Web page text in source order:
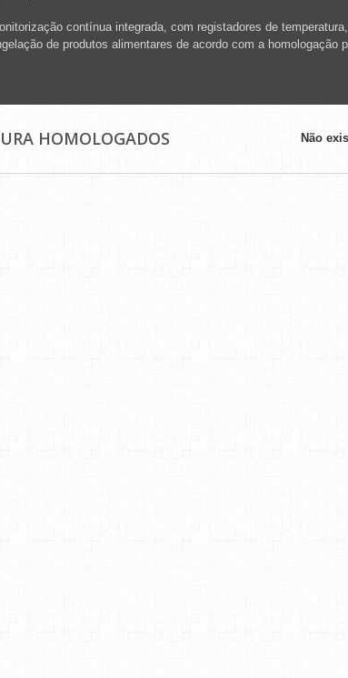
contínua integrada, com registadores de
de produtos alimentares de acordo com a homologação
HOMOLOGADOS Não